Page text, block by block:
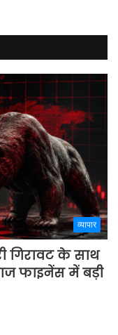
व्यापार
गिरावट के साथ
फाइनेंस में बड़ी